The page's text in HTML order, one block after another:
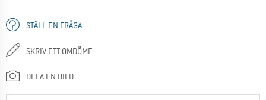
STÄLL EN FRÅGA
SKRIV ETT OMDÖME
DELA EN BILD